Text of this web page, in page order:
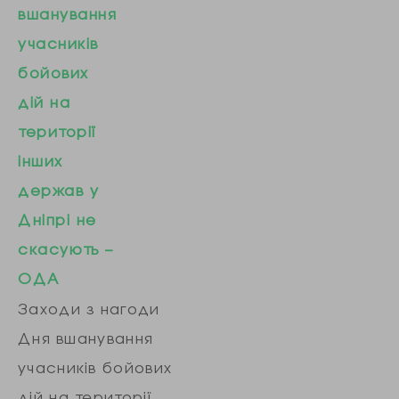
За словами
Тупицького,
правочин
відбувся у 2018…
територію
тимчасово
Криму на період
воєнного стану.
оновленої
інструкції, в'їзд
іноземних
журналістів до
Криму і виїзд з
нього буде
здійснюватися за
вшанування
учасників
бойових
дій на
території
інших
держав у
Дніпрі не
скасують –
ОДА
Заходи з нагоди
Дня вшанування
учасників бойових